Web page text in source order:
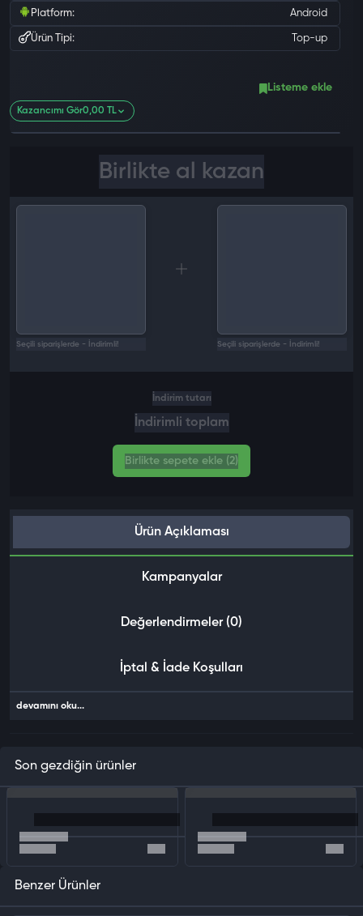
Platform: Android
Ürün Tipi: Top-up
Listeme ekle
Kazancımı Gör0,00 TL
Birlikte al kazan
Seçili siparişlerde - İndirimli! Seçili siparişlerde - İndirimli!
İndirim tutarı
İndirimli toplam
Birlikte sepete ekle (2)
Ürün Açıklaması
Kampanyalar
Değerlendirmeler (0)
İptal & İade Koşulları
devamını oku...
Son gezdiğin ürünler
Benzer Ürünler